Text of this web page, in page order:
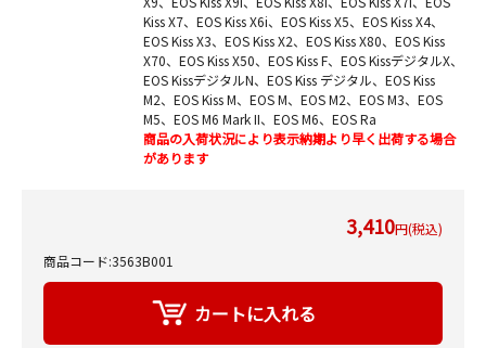
Kiss X7、EOS Kiss X6i、EOS Kiss X5、EOS Kiss X4、
EOS Kiss X3、EOS Kiss X2、EOS Kiss X80、EOS Kiss
X70、EOS Kiss X50、EOS Kiss F、EOS KissデジタルX、
EOS KissデジタルN、EOS Kiss デジタル、EOS Kiss
M2、EOS Kiss M、EOS M、EOS M2、EOS M3、EOS
M5、EOS M6 Mark II、EOS M6、EOS Ra
商品の入荷状況により表示納期より早く出荷する場合
があります
3,410円(税込)
商品コード:3563B001